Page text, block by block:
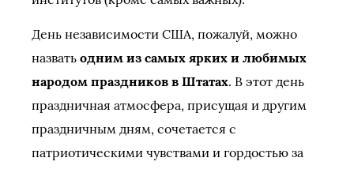
День независимости США, пожалуй, можно
назвать одним из самых ярких и любимых
народом праздников в Штатах. В этот день
праздничная атмосфера, присущая и другим
праздничным дням, сочетается с
патриотическими чувствами и гордостью за